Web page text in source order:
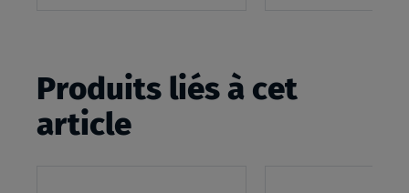
Produits liés à cet
article